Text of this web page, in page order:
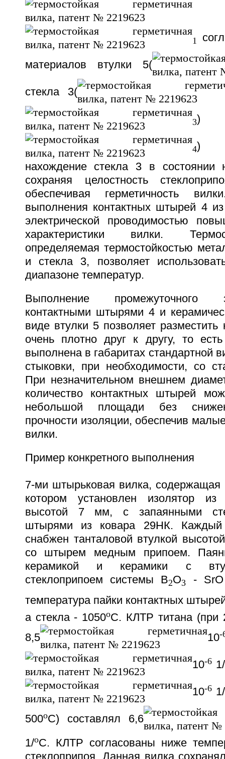
1
материалов втулки 5(
стекла 3(
3) и
4)
нахождение стекла 3 в состоянии
сохраняя целостность
обеспечивая герметичность
выполнения контактных штырей 4
электрической проводимостью
характеристики вилки.
определяемая термостойкостью
и стекла 3, позволяет
диапазоне температур.
Выполнение промежуточного
контактными штырями 4 и
виде втулки 5 позволяет
очень плотно друг к другу, то
выполнена в габаритах стандартной
стыковки, при необходимости, со
При незначительном внешнем
количество контактных штырей
небольшой площади без
прочности изоляции, обеспечив
вилки.
Пример конкретного выполнения
7-ми штырьковая вилка, содержащая
котором установлен изолятор из
высотой 7 мм, с запаянными
штырями из ковара 29НК. Каждый
снабжен танталовой втулкой
со штырем медным припоем.
керамикой и керамики с
стеклоприпоем системы В2О3
-
температура пайки контактных
а стекла - 1050oС. КЛТР титана (при
8,5
10-
10-61/
10-61/
500oС) составлял 6,6
1/oС. КЛТР согласованы ниже
стеклоприпоя. Данная вилка